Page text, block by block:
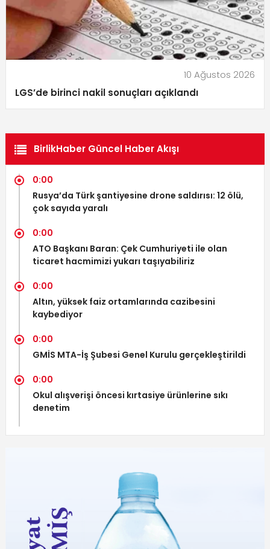
10 Ağustos 2026
LGS’de birinci nakil sonuçları açıklandı
BirlikHaber Güncel Haber Akışı
0:00
Rusya’da Türk şantiyesine drone saldırısı: 12 ölü,
çok sayıda yaralı
0:00
ATO Başkanı Baran: Çek Cumhuriyeti ile olan
ticaret hacmimizi yukarı taşıyabiliriz
0:00
Altın, yüksek faiz ortamlarında cazibesini
kaybediyor
0:00
GMİS MTA-İş Şubesi Genel Kurulu gerçekleştirildi
0:00
Okul alışverişi öncesi kırtasiye ürünlerine sıkı
denetim